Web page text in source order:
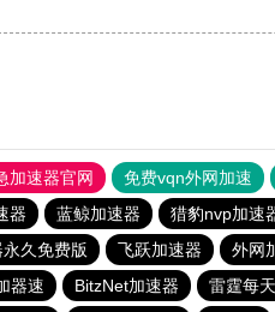
加速器官网 免费vqn外网加速
器 蓝鲸加速器 猎豹nvp加速
久免费版 飞跃加速器 外网
器速 BitzNet加速器 雷霆每